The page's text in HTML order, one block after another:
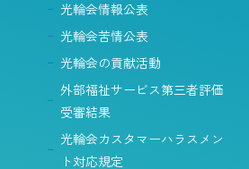
光輪会情報公表
光輪会苦情公表
光輪会の貢献活動
外部福祉サービス第三者評価
受審結果
光輪会カスタマーハラスメン
ト対応規定